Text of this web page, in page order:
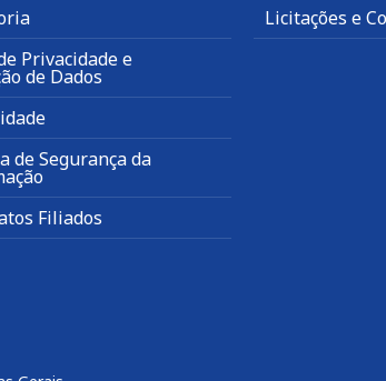
Privacidade e
de Dados
de Segurança da
Filiados
Licitações e